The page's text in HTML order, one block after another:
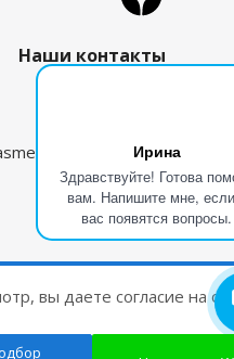
Ирина
Здравствуйте! Готова
вам. Напишите мне,
вас появятся вопросы.
Наши контакты
Калининград
2026 © Красмеханика
не являются публичной
вы даете согласие на